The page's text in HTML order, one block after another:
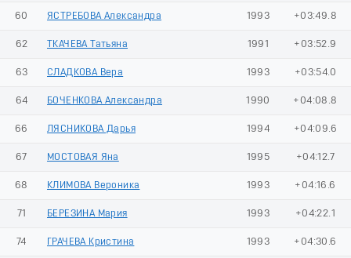
60 ЯСТРЕБОВА Александра 1993 +03:49.8
62 ТКАЧЕВА Татьяна 1991 +03:52.9
63 СЛАДКОВА Вера 1993 +03:54.0
64 БОЧЕНКОВА Александра 1990 +04:08.8
66 ЛЯСНИКОВА Дарья 1994 +04:09.6
67 МОСТОВАЯ Яна 1995 +04:12.7
68 КЛИМОВА Вероника 1993 +04:16.6
71 БЕРЕЗИНА Мария 1993 +04:22.1
74 ГРАЧЕВА Кристина 1993 +04:30.6